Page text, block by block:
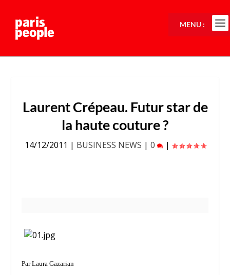
Laurent Crépeau. Futur star de
la haute couture ?
14/12/2011 | BUSINESS NEWS | 0 |
Par Laura Gazarian
MENU :